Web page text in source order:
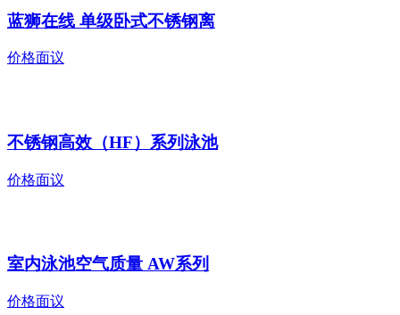
蓝狮在线 单级卧式不锈钢离
价格面议
不锈钢高效（HF）系列泳池
价格面议
室内泳池空气质量 AW系列
价格面议